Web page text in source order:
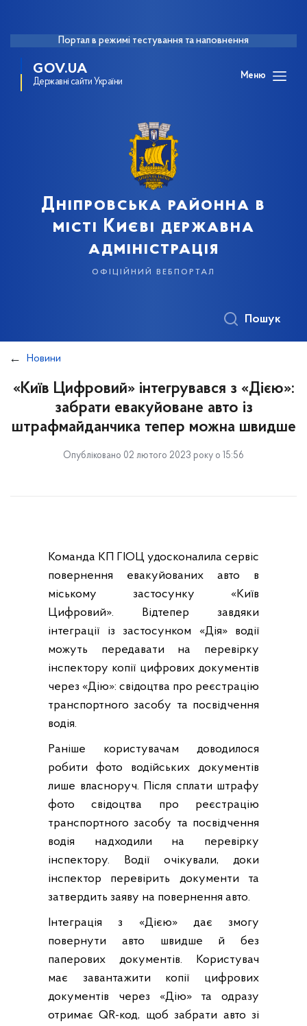
Портал в режимі тестування та наповнення
GOV.UA
Державні сайти України
Меню
Дніпровська районна в
місті Києві державна
адміністрація
офіційний вебпортал
Пошук
Новини
«Київ Цифровий» інтегрувався з «Дією»:
забрати евакуйоване авто із
штрафмайданчика тепер можна швидше
Опубліковано 02 лютого 2023 року о 15:56
Команда КП ГІОЦ удосконалила сервіс
повернення евакуйованих авто в
міському застосунку «Київ
Цифровий». Відтепер завдяки
інтеграції із застосунком «Дія» водії
можуть передавати на перевірку
інспектору копії цифрових документів
через «Дію»: свідоцтва про реєстрацію
транспортного засобу та посвідчення
водія.
Раніше користувачам доводилося
робити фото водійських документів
лише власноруч. Після сплати штрафу
фото свідоцтва про реєстрацію
транспортного засобу та посвідчення
водія надходили на перевірку
інспектору. Водії очікували, доки
інспектор перевірить документи та
затвердить заяву на повернення авто.
Інтеграція з «Дією» дає змогу
повернути авто швидше й без
паперових документів. Користувач
має завантажити копії цифрових
документів через «Дію» та одразу
отримає QR-код, щоб забрати авто зі